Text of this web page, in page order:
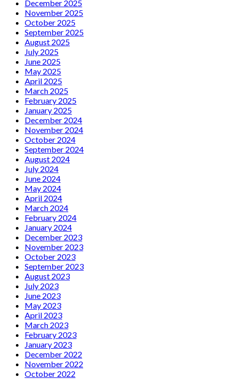
December 2025
November 2025
October 2025
September 2025
August 2025
July 2025
June 2025
May 2025
April 2025
March 2025
February 2025
January 2025
December 2024
November 2024
October 2024
September 2024
August 2024
July 2024
June 2024
May 2024
April 2024
March 2024
February 2024
January 2024
December 2023
November 2023
October 2023
September 2023
August 2023
July 2023
June 2023
May 2023
April 2023
March 2023
February 2023
January 2023
December 2022
November 2022
October 2022